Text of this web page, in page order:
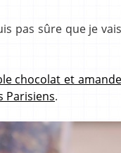
pas sûre que je
chocolat et
Parisiens.